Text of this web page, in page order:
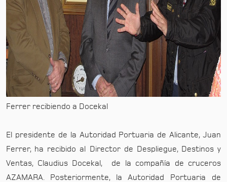
Ferrer recibiendo a Docekal
El presidente de la Autoridad Portuaria de Alicante, Juan
Ferrer, ha recibido al Director de Despliegue, Destinos y
Ventas, Claudius Docekal, de la compañía de cruceros
AZAMARA. Posteriormente, la Autoridad Portuaria de